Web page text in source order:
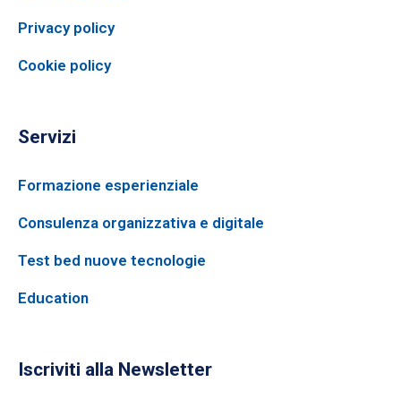
Privacy policy
Cookie policy
Servizi
Formazione esperienziale
Consulenza organizzativa e digitale
Test bed nuove tecnologie
Education
Iscriviti alla Newsletter